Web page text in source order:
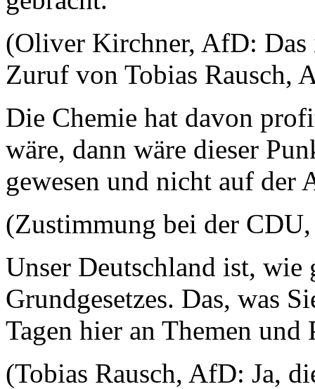
(Oliver Kirchner, AfD: Das
Zuruf von Tobias Rausch,
Die Chemie hat davon
wäre, dann wäre dieser
gewesen und nicht auf der
(Zustimmung bei der
Unser Deutschland ist, wie
Grundgesetzes. Das, was
Tagen hier an Themen und
(Tobias Rausch, AfD: Ja,